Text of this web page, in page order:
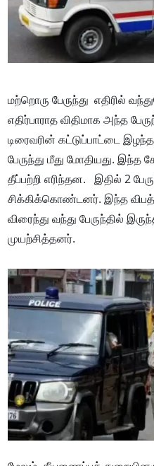
மற்றொரு பேருந்து எதிரில்
எதிர்பாராத விதிமாக அந்த
டிரைவரின் கட்டுப்பாட்டை இழந்த
பேருந்து மீது மோதியது. இந்த
தீப்பற்றி எரிந்தன. இதில் 2
சிக்கிக்கொண்டனர். இந்த
விரைந்து வந்து பேருந்தில்
முயற்சித்தனர்.